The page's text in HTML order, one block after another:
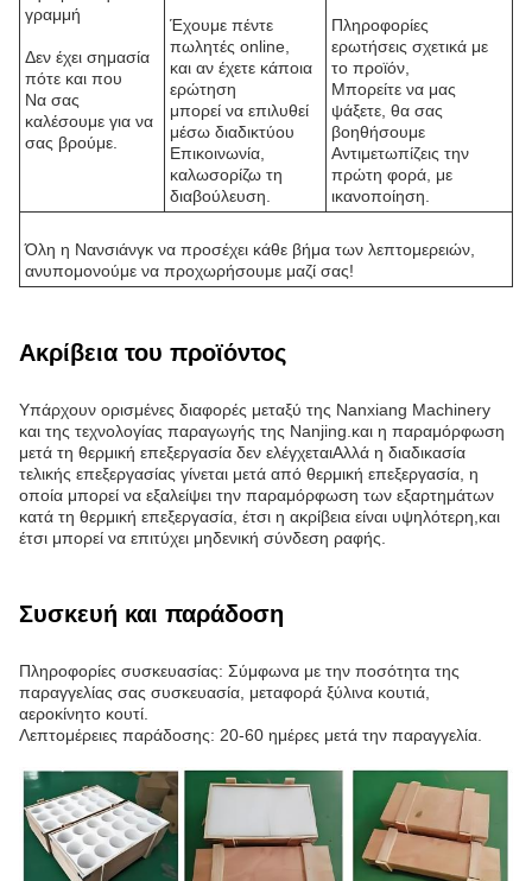
γραμμή
Δεν έχει σημασία
πότε και που
Να σας
καλέσουμε για να
σας βρούμε.
Έχουμε πέντε
πωλητές online,
και αν έχετε κάποια
ερώτηση
μπορεί να επιλυθεί
μέσω διαδικτύου
Επικοινωνία,
καλωσορίζω τη
διαβούλευση.
Πληροφορίες
ερωτήσεις σχετικά με
το προϊόν,
Μπορείτε να μας
ψάξετε, θα σας
βοηθήσουμε
Αντιμετωπίζεις την
πρώτη φορά, με
ικανοποίηση.
Όλη η Νανσιάνγκ να προσέχει κάθε βήμα των λεπτομερειών,
ανυπομονούμε να προχωρήσουμε μαζί σας!
Ακρίβεια του προϊόντος
Υπάρχουν ορισμένες διαφορές μεταξύ της Nanxiang Machinery
και της τεχνολογίας παραγωγής της Nanjing.και η παραμόρφωση
μετά τη θερμική επεξεργασία δεν ελέγχεταιΑλλά η διαδικασία
τελικής επεξεργασίας γίνεται μετά από θερμική επεξεργασία, η
οποία μπορεί να εξαλείψει την παραμόρφωση των εξαρτημάτων
κατά τη θερμική επεξεργασία, έτσι η ακρίβεια είναι υψηλότερη,και
έτσι μπορεί να επιτύχει μηδενική σύνδεση ραφής.
Συσκευή και παράδοση
Πληροφορίες συσκευασίας: Σύμφωνα με την ποσότητα της
παραγγελίας σας συσκευασία, μεταφορά ξύλινα κουτιά,
αεροκίνητο κουτί.
Λεπτομέρειες παράδοσης: 20-60 ημέρες μετά την παραγγελία.